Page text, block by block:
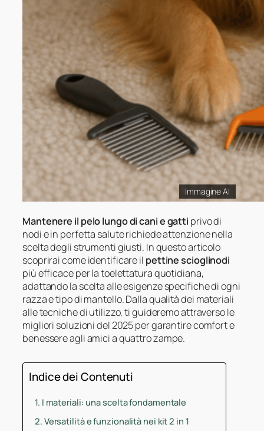
Immagine AI
Mantenere il pelo lungo di cani e gatti privo di
nodi e in perfetta salute richiede attenzione nella
scelta degli strumenti giusti. In questo articolo
scoprirai come identificare il pettine scioglinodi
più efficace per la toelettatura quotidiana,
adattando la scelta alle esigenze specifiche di ogni
razza e tipo di mantello. Dalla qualità dei materiali
alle tecniche di utilizzo, ti guideremo attraverso le
migliori soluzioni del 2025 per garantire comfort e
benessere agli amici a quattro zampe.
Indice dei Contenuti
I materiali: una scelta fondamentale
Versatilità e funzionalità nei kit 2 in 1